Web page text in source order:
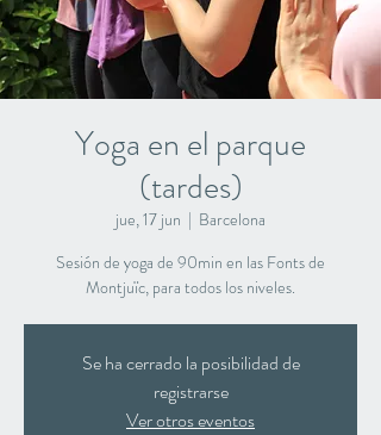
Yoga en el parque
(tardes)
jue, 17 jun
  |
Barcelona
Sesión de yoga de 90min en las Fonts de
Montjuïc, para todos los niveles.
Se ha cerrado la posibilidad de
registrarse
Ver otros eventos